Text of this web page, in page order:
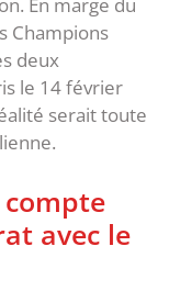
En marge du
Champions
deux
le 14 février
serait toute
compte
avec le